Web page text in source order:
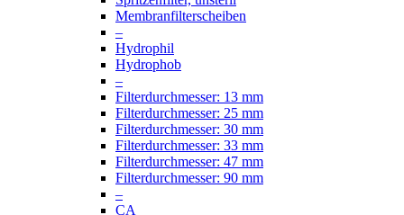
Membranfilterscheiben
–
Hydrophil
Hydrophob
–
Filterdurchmesser: 13 mm
Filterdurchmesser: 25 mm
Filterdurchmesser: 30 mm
Filterdurchmesser: 33 mm
Filterdurchmesser: 47 mm
Filterdurchmesser: 90 mm
–
CA